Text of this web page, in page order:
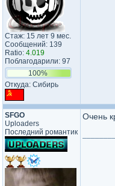
Стаж: 15 лет 9 мес.
Сообщений: 139
Ratio: 4.019
Поблагодарили: 97
100%
Откуда: Сибирь
SFGO
Uploaders
Последний романтик
Очень